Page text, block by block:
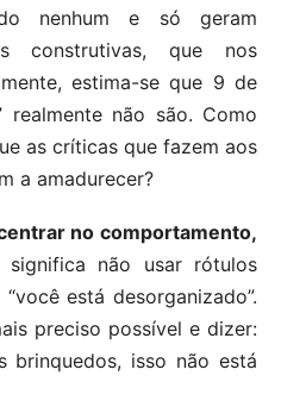
nenhum e só geram
construtivas, que nos
estima-se que 9 de
realmente não são. Como
as críticas que fazem aos
a amadurecer?
no comportamento,
significa não usar rótulos
está desorganizado”.
preciso possível e dizer:
brinquedos, isso não está